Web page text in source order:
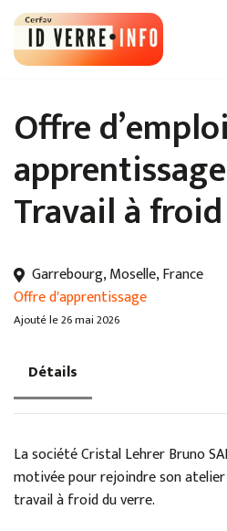
Aller
au
Offre
Travail à
Garrebourg, Moselle, France
Offre d'apprentissage
Ajouté le 26 mai 2026
Détails
La société Cristal Lehrer Bruno
motivée pour rejoindre son
travail à froid du verre.